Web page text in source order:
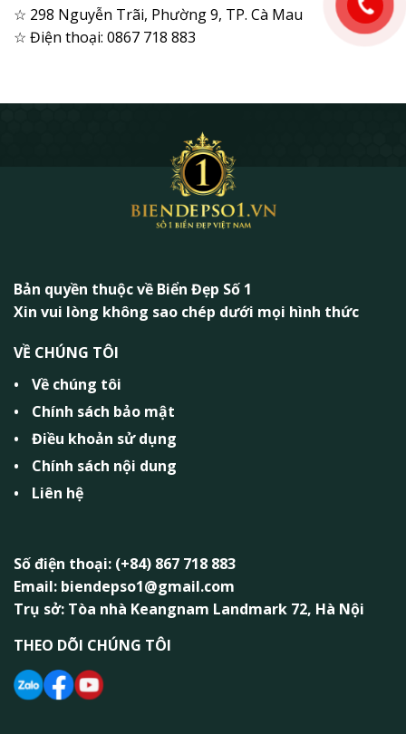
☆ 298 Nguyễn Trãi, Phường 9, TP. Cà Mau
☆ Điện thoại: 0867 718 883
Bản quyền thuộc về Biển Đẹp Số 1
Xin vui lòng không sao chép dưới mọi hình thức
VỀ CHÚNG TÔI
Về chúng tôi
Chính sách bảo mật
Điều khoản sử dụng
Chính sách nội dung
Liên hệ
Số điện thoại: (+84) 867 718 883
Email: biendepso1@gmail.com
Trụ sở: Tòa nhà Keangnam Landmark 72, Hà Nội
THEO DÕI CHÚNG TÔI